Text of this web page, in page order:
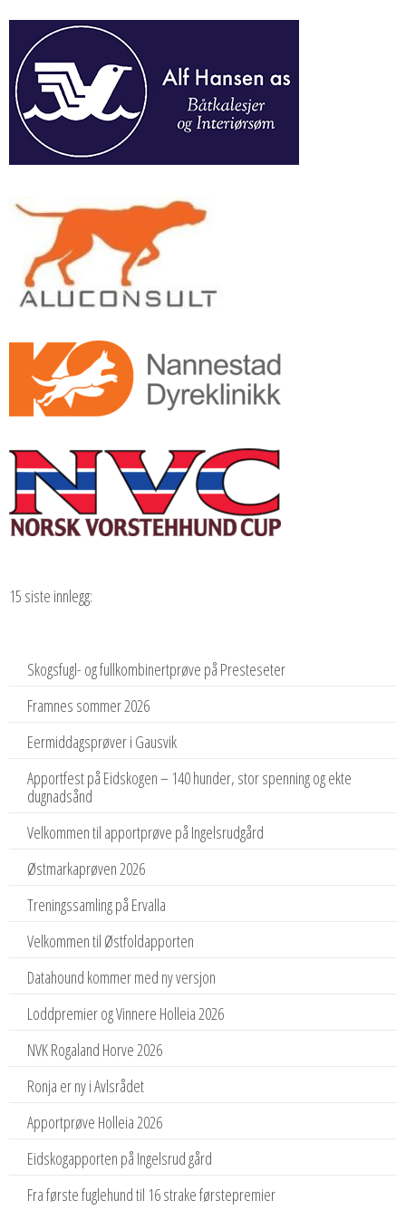
15 siste innlegg:
Skogsfugl- og fullkombinertprøve på Presteseter
Framnes sommer 2026
Eermiddagsprøver i Gausvik
Apportfest på Eidskogen – 140 hunder, stor spenning og ekte
dugnadsånd
Velkommen til apportprøve på Ingelsrudgård
Østmarkaprøven 2026
Treningssamling på Ervalla
Velkommen til Østfoldapporten
Datahound kommer med ny versjon
Loddpremier og Vinnere Holleia 2026
NVK Rogaland Horve 2026
Ronja er ny i Avlsrådet
Apportprøve Holleia 2026
Eidskogapporten på Ingelsrud gård
Fra første fuglehund til 16 strake førstepremier